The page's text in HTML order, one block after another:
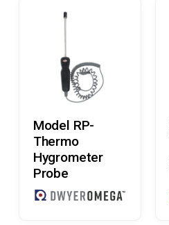
Læs Mere
Model RP-
Thermo
Hygrometer
Probe